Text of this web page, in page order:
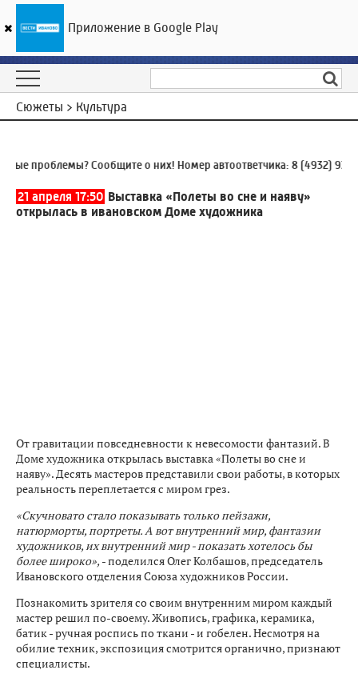
ГТРК «Ивтелерадио»
Сюжеты > Культура
проблемы? Сообщите о них! Номер автоответчика:8 (4932) 930-930
21 апреля 17:50 Выставка «Полеты во сне и наяву»
открылась в ивановском Доме художника
От гравитации повседневности к невесомости фантазий. В
Доме художника открылась выставка «Полеты во сне и
наяву». Десять мастеров представили свои работы, в которых
реальность переплетается с миром грез.
«Скучновато стало показывать только пейзажи,
натюрморты, портреты. А вот внутренний мир, фантазии
художников, их внутренний мир - показать хотелось бы
более широко», - поделился Олег Колбашов, председатель
Ивановского отделения Союза художников России.
Познакомить зрителя со своим внутренним миром каждый
мастер решил по-своему. Живопись, графика, керамика,
батик - ручная роспись по ткани - и гобелен. Несмотря на
обилие техник, экспозиция смотрится органично, признают
специалисты.
Приложение в Google Play